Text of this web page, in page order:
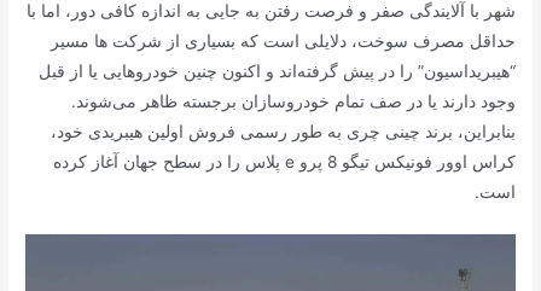
شهر با آلایندگی صفر و فرصت رفتن به جایی به اندازه کافی دور، اما با
حداقل مصرف سوخت، دلایلی است که بسیاری از شرکت ها مسیر
“هیبریداسیون” را در پیش گرفته‌اند و اکنون چنین خودروهایی یا از قبل
وجود دارند یا در صف تمام خودروسازان برجسته ظاهر می‌شوند.
بنابراین، برند چینی چری به طور رسمی فروش اولین هیبریدی خود،
کراس اوور فونیکس تیگو 8 پرو e پلاس را در سطح جهان آغاز کرده
است.